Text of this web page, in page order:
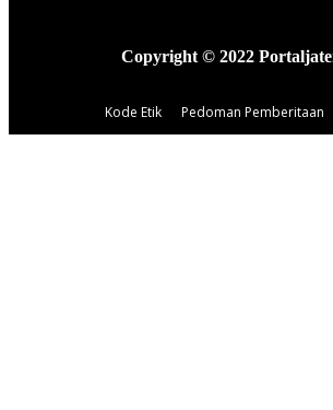
Copyright © 2022
Kode Etik Pedoman Pemberitaan